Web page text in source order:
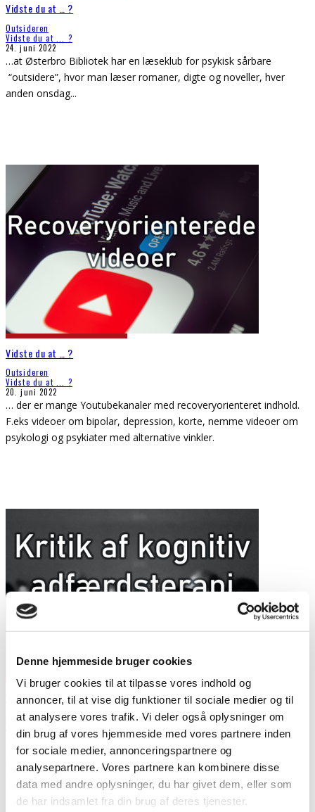
Denne hjemmeside bruger cookies
Vi bruger cookies til at tilpasse vores indhold og
annoncer, til at vise dig funktioner til sociale medier og til
at analysere vores trafik. Vi deler også oplysninger om
din brug af vores hjemmeside med vores partnere inden
for sociale medier, annonceringspartnere og
analysepartnere. Vores partnere kan kombinere disse
data med andre oplysninger, du har givet dem, eller som
de har indsamlet fra din brug af deres tjenester.
Vidste du at … ?
Outsideren
Vidste du at ... ?
24. juni 2022
…at Østerbro Bibliotek har en læseklub for psykisk sårbare
“outsidere”, hvor man læser romaner, digte og noveller, hver
anden onsdag...
Vidste du at … ?
Outsideren
Vidste du at ... ?
20. juni 2022
… der er mange Youtubekanaler med recoveryorienteret indhold.
F.eks videoer om bipolar, depression, korte, nemme videoer om
psykologi og psykiater med alternative vinkler.
Vidste du at … ?
Outsideren
Vidste du at ... ?
20. juni 2022
… at ny psykiatriforskning kortlægger den standardiserede
kognitive adfærdsterapi i grupper som “ekstrem ufleksibel” og
stiller spørgsmålet: “Does one treatment ...